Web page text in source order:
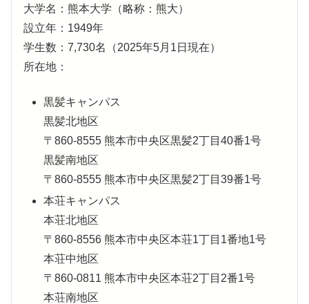
大学名：熊本大学（略称：熊大）
設立年：1949年
学生数：7,730名（2025年5月1日現在）
所在地：
黒髪キャンパス
黒髪北地区
〒860-8555 熊本市中央区黒髪2丁目40番1号
黒髪南地区
〒860-8555 熊本市中央区黒髪2丁目39番1号
本荘キャンパス
本荘北地区
〒860-8556 熊本市中央区本荘1丁目1番地1号
本荘中地区
〒860-0811 熊本市中央区本荘2丁目2番1号
本荘南地区